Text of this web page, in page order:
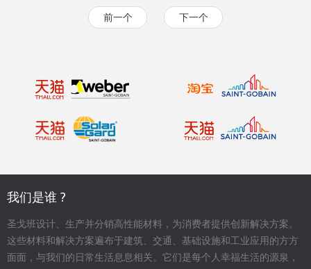
前一个 下一个
我们是谁 ?
圣戈班设计、生产并分销高性能材料，为消费者提供创新解决方案。
这些材料和解决方案遍布于建筑、交通、基础设施和工业应用的方方
面面，与我们的日常生活息息相关。它们是每个人幸福生活的源泉，